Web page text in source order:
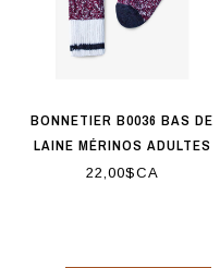
BONNETIER B0036 BAS DE
LAINE MÉRINOS ADULTES
BOURGOGNE
22,00$CA